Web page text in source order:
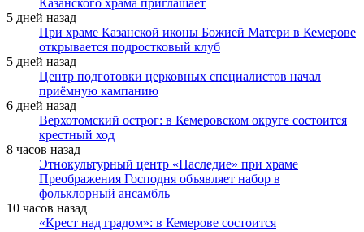
5 дней назад
При храме Казанской иконы Божией Матери в Кемерове
открывается подростковый клуб
5 дней назад
Центр подготовки церковных специалистов начал
приёмную кампанию
6 дней назад
Верхотомский острог: в Кемеровском округе состоится
крестный ход
8 часов назад
Этнокультурный центр «Наследие» при храме
Преображения Господня объявляет набор в
фольклорный ансамбль
10 часов назад
«Крест над градом»: в Кемерове состоится